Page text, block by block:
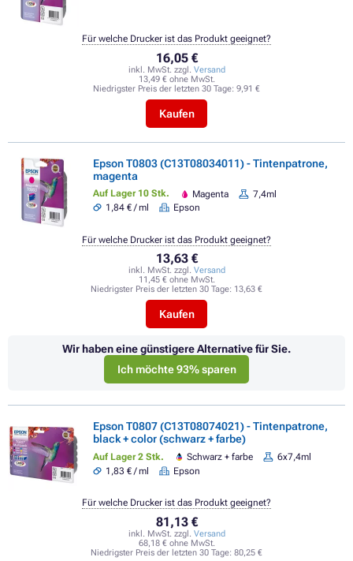
16,05 €
inkl. MwSt. zzgl. Versand
13,49 € ohne MwSt.
Niedrigster Preis der letzten 30 Tage: 9,91 €
Kaufen
Für welche Drucker ist das Produkt geeignet?
Epson T0803 (C13T08034011) - Tintenpatrone,
magenta
Auf Lager 10 Stk. Magenta
7,4ml
1,84 € / ml
Epson
13,63 €
inkl. MwSt. zzgl. Versand
11,45 € ohne MwSt.
Niedrigster Preis der letzten 30 Tage: 13,63 €
Kaufen
Für welche Drucker ist das Produkt geeignet?
Wir haben eine günstigere Alternative für Sie.
Ich möchte 93% sparen
Epson T0807 (C13T08074021) - Tintenpatrone,
black + color (schwarz + farbe)
Auf Lager 2 Stk. Schwarz + farbe
6x7,4ml
1,83 € / ml
Epson
81,13 €
inkl. MwSt. zzgl. Versand
68,18 € ohne MwSt.
Niedrigster Preis der letzten 30 Tage: 80,25 €
Für welche Drucker ist das Produkt geeignet?